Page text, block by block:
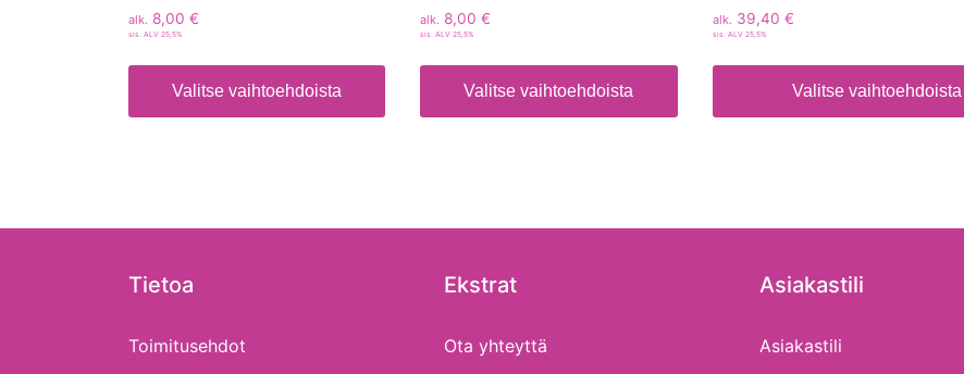
alk. 8,00 €
sis. ALV 25,5%
Valitse vaihtoehdoista
alk. 8,00€
sis. ALV 25,5%
Valitse vaihtoehdoista
alk. 39,40 €
sis. ALV 25,5%
Valitse vaihtoehdoista
Tietoa
Toimitusehdot
Ekstrat
Ota yhteyttä
Asiakastili
Asiakastili